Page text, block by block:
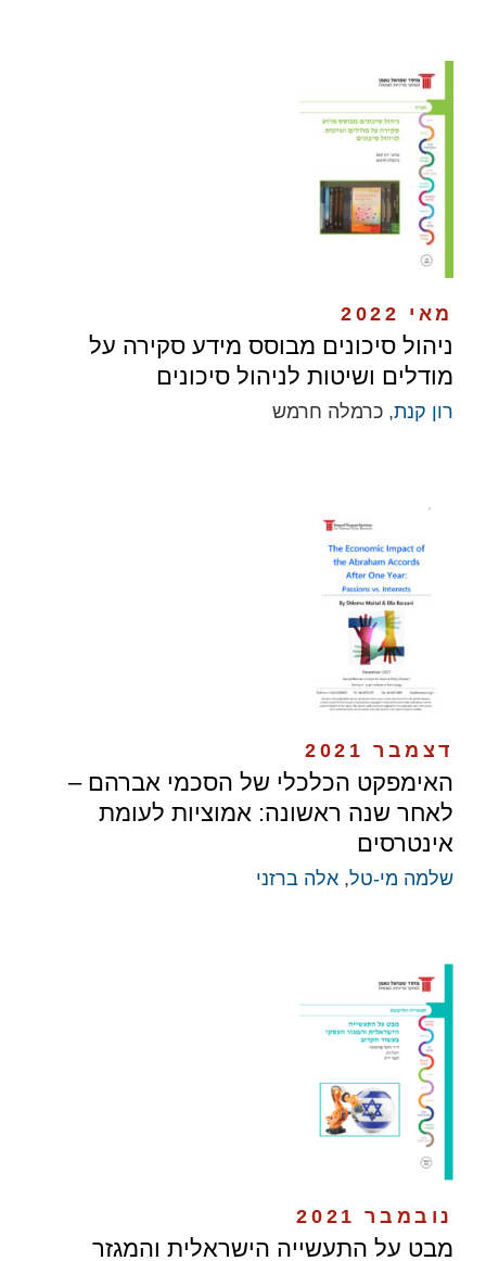
מאי 2022
ניהול סיכונים מבוסס מידע סקירה על
מודלים ושיטות לניהול סיכונים
רון קנת, כרמלה חרמש
דצמבר 2021
האימפקט הכלכלי של הסכמי אברהם –
לאחר שנה ראשונה: אמוציות לעומת
אינטרסים
שלמה מי-טל, אלה ברזני
נובמבר 2021
מבט על התעשייה הישראלית והמגזר